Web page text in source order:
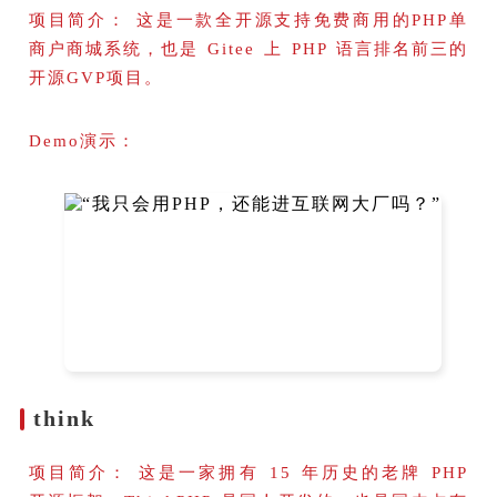
项目简介： 这是一款全开源支持免费商用的PHP单
商户商城系统，也是 Gitee 上 PHP 语言排名前三的
开源GVP项目。
Demo演示：
think
项目简介： 这是一家拥有 15 年历史的老牌 PHP